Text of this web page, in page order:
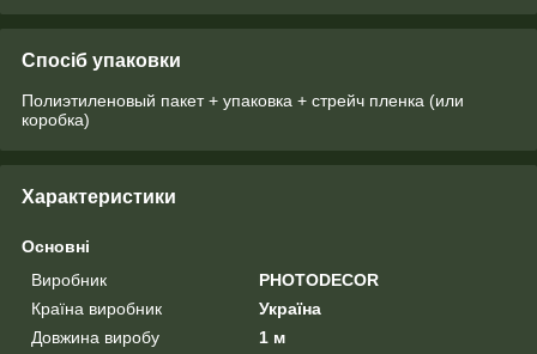
Спосіб упаковки
Полиэтиленовый пакет + упаковка + стрейч пленка (или
коробка)
Характеристики
Основні
Виробник
PHOTODECOR
Країна виробник
Україна
Довжина виробу
1 м